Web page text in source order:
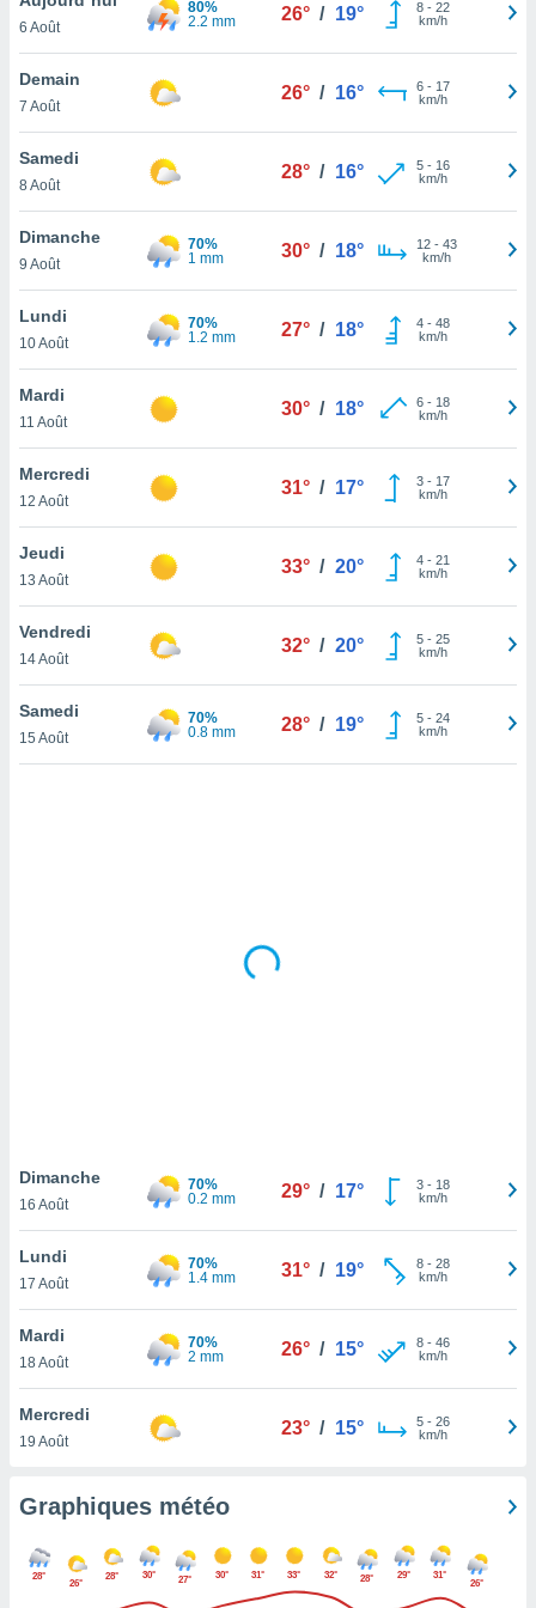
et
»,
au
vous
qu'ils
ou
le
ainsi
un
la
du
en
de
pas
de
à
cas,
que
sur le
ne
6 Août
80%
2.2 mm
26° / 19° 8- 22
km/h
Demain
7 Août
26° / 16° 6- 17
km/h
Samedi
8 Août
28° / 16° 5- 16
km/h
Dimanche
9 Août
70%
1 mm
30° / 18° 12- 43
km/h
Lundi
10 Août
70%
1.2 mm
27° / 18° 4- 48
km/h
Mardi
11 Août
30° / 18° 6- 18
km/h
Mercredi
12 Août
31° / 17° 3- 17
km/h
Jeudi
13 Août
33° / 20° 4- 21
km/h
Vendredi
14 Août
32° / 20° 5- 25
km/h
Samedi
15 Août
70%
0.8 mm
28° / 19° 5- 24
km/h
Dimanche
16 Août
70%
0.2 mm
29° / 17° 3- 18
km/h
Lundi
17 Août
70%
1.4 mm
31° / 19° 8- 28
km/h
Mardi
18 Août
70%
2 mm
26° / 15° 8- 46
km/h
Mercredi
19 Août
23° / 15° 5- 26
km/h
Graphiques météo
28°
26°
28° 30° 27° 30° 31° 33° 32° 28° 29° 31°
26°